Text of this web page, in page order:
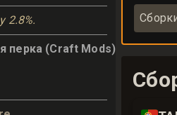
2.8%.
перка (Craft Mods)